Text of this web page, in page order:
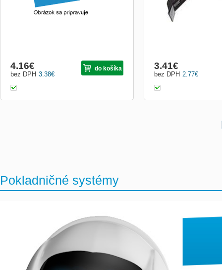
3.38€
bez DPH
4.16€ do košíka
2.77€
bez DPH
3.41€
Pokladničné systémy